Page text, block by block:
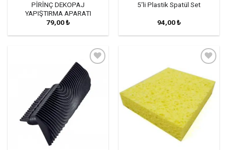
PİRİNÇ DEKOPAJ
YAPIŞTIRMA APARATI
79,00₺
5’li Plastik Spatül Set
94,00₺
Favorilerime
Ekle
Favorilerime
Ekle